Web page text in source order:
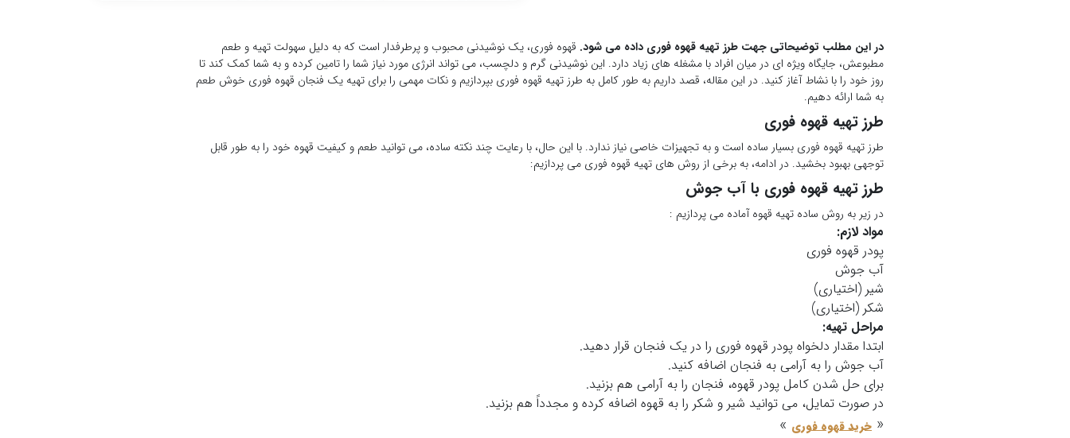
در این مطلب توضیحاتی جهت طرز تهیه قهوه فوری داده می شود. قهوه فوری، یک نوشیدنی محبوب و پرطرفدار است که به دلیل سهولت تهیه و طعم
مطبوعش، جایگاه ویژه ای در میان افراد با مشغله های زیاد دارد. این نوشیدنی گرم و دلچسب، می تواند انرژی مورد نیاز شما را تامین کرده و به شما کمک کند تا
روز خود را با نشاط آغاز کنید. در این مقاله، قصد داریم به طور کامل به طرز تهیه قهوه فوری بپردازیم و نکات مهمی را برای تهیه یک فنجان قهوه فوری خوش طعم
به شما ارائه دهیم.
طرز تهیه قهوه فوری
طرز تهیه قهوه فوری بسیار ساده است و به تجهیزات خاصی نیاز ندارد. با این حال، با رعایت چند نکته ساده، می توانید طعم و کیفیت قهوه خود را به طور قابل
توجهی بهبود بخشید. در ادامه، به برخی از روش های تهیه قهوه فوری می پردازیم:
طرز تهیه قهوه فوری با آب جوش
در زیر به روش ساده تهیه قهوه آماده می پردازیم :
مواد لازم:
پودر قهوه فوری
آب جوش
شیر (اختیاری)
شکر (اختیاری)
مراحل تهیه:
ابتدا مقدار دلخواه پودر قهوه فوری را در یک فنجان قرار دهید.
آب جوش را به آرامی به فنجان اضافه کنید.
برای حل شدن کامل پودر قهوه، فنجان را به آرامی هم بزنید.
در صورت تمایل، می توانید شیر و شکر را به قهوه اضافه کرده و مجدداً هم بزنید.
« خرید قهوه فوری »